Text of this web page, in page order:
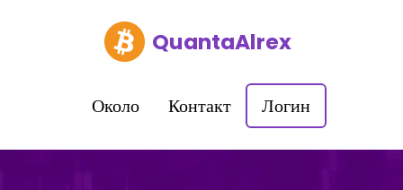
QuantaAlrex
Около Контакт Логин